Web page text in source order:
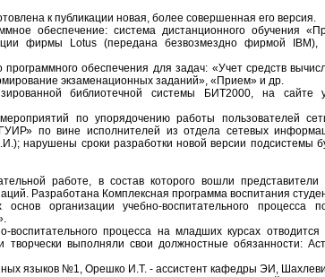
к публикации новая, более совершенная его версия.
обеспечение: система дистанционного обучения
фирмы Lotus (передана безвозмездно фирмой IBM),
программного обеспечения для задач: «Учет средств
экзаменационных заданий», «Прием» и др.
библиотечной системы БИТ2000, на сайте
по упорядочению работы пользователей
по вине исполнителей из отдела сетевых
нарушены сроки разработки новой версии подсистемы
работе, в состав которого вошли представители
Разработана Комплексная программа воспитания
основ организации учебно-воспитательного процесса
воспитательного процесса на младших курсах
творчески выполняли свои должностные обязанности:
языков №1, Орешко И.Т. - ассистент кафедры ЭИ,